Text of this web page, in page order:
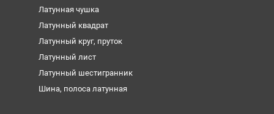
Латунная чушка
Латунный квадрат
Латунный круг, пруток
Латунный лист
Латунный шестигранник
Шина, полоса латунная